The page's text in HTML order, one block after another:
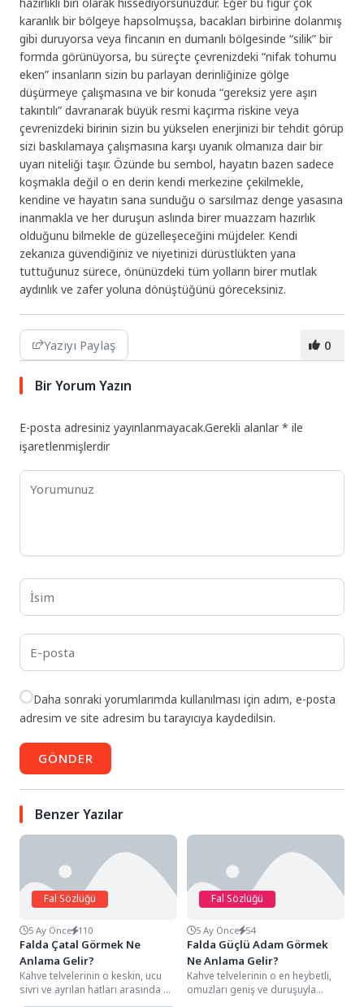
karanlık bir bölgeye hapsolmuşsa, bacakları birbirine dolanmış
gibi duruyorsa veya fincanın en dumanlı bölgesinde “silik” bir
formda görünüyorsa, bu süreçte çevrenizdeki “nifak tohumu
eken” insanların sizin bu parlayan derinliğinize gölge
düşürmeye çalışmasına ve bir konuda “gereksiz yere aşırı
takıntılı” davranarak büyük resmi kaçırma riskine veya
çevrenizdeki birinin sizin bu yükselen enerjinizi bir tehdit görüp
sizi baskılamaya çalışmasına karşı uyanık olmanıza dair bir
uyarı niteliği taşır. Özünde bu sembol, hayatın bazen sadece
koşmakla değil o en derin kendi merkezine çekilmekle,
kendine ve hayatın sana sunduğu o sarsılmaz denge yasasına
inanmakla ve her duruşun aslında birer muazzam hazırlık
olduğunu bilmekle de güzelleşeceğini müjdeler. Kendi
zekanıza güvendiğiniz ve niyetinizi dürüstlükten yana
tuttuğunuz sürece, önünüzdeki tüm yolların birer mutlak
aydınlık ve zafer yoluna dönüştüğünü göreceksiniz.
Yazıyı Paylaş 0
Bir Yorum Yazın
E-posta adresiniz yayınlanmayacak.Gerekli alanlar* ile
işaretlenmişlerdir
Daha sonraki yorumlarımda kullanılması için adım, e-posta
adresim ve site adresim bu tarayıcıya kaydedilsin.
GÖNDER
Benzer Yazılar
Fal Sözlüğü
5 Ay Önce 110
Falda Çatal Görmek Ne
Anlama Gelir?
Kahve telvelerinin o keskin, ucu
sivri ve ayrılan hatları arasında bir
çatal silüetiyle karşılaşmak, falın...
Fal Sözlüğü
5 Ay Önce 54
Falda Güçlü Adam Görmek
Ne Anlama Gelir?
Kahve telvelerinin o en heybetli,
omuzları geniş ve duruşuyla